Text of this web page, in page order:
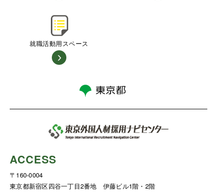
就職活動用スペース
ACCESS
〒160-0004
東京都新宿区四谷一丁目2番地 伊藤ビル1階・2階